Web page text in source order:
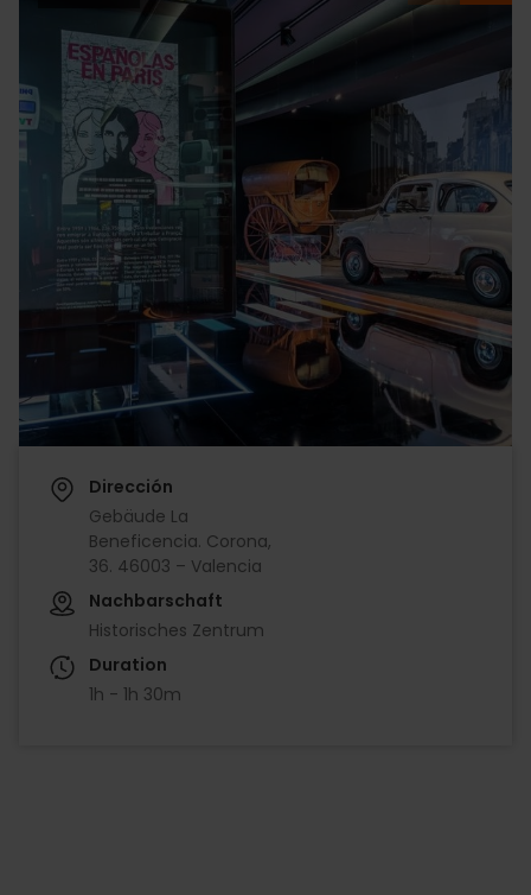
Dirección
Gebäude La
Beneficencia. Corona,
36. 46003 – Valencia
Nachbarschaft
Historisches Zentrum
Duration
1h - 1h 30m